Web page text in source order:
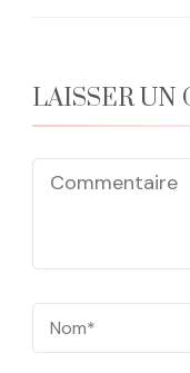
LAISSER UN